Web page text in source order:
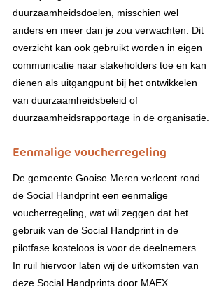
duurzaamheidsdoelen, misschien wel
anders en meer dan je zou verwachten. Dit
overzicht kan ook gebruikt worden in eigen
communicatie naar stakeholders toe en kan
dienen als uitgangpunt bij het ontwikkelen
van duurzaamheidsbeleid of
duurzaamheidsrapportage in de organisatie.
Eenmalige voucherregeling
De gemeente Gooise Meren verleent rond
de Social Handprint een eenmalige
voucherregeling, wat wil zeggen dat het
gebruik van de Social Handprint in de
pilotfase kosteloos is voor de deelnemers.
In ruil hiervoor laten wij de uitkomsten van
deze Social Handprints door MAEX